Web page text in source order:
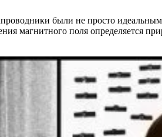
были не просто
магнитного поля определяется